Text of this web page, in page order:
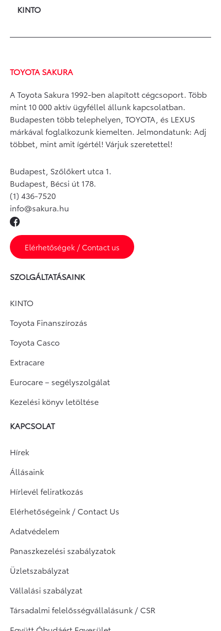
KINTO
TOYOTA SAKURA
A Toyota Sakura 1992-ben alapított cégcsoport. Több
mint 10 000 aktív ügyféllel állunk kapcsolatban.
Budapesten több telephelyen, TOYOTA, és LEXUS
márkával foglalkozunk kiemelten. Jelmondatunk: Adj
többet, mint amit ígértél! Várjuk szeretettel!
Budapest, Szőlőkert utca 1.
Budapest, Bécsi út 178.
(1) 436-7520
info@sakura.hu
Elérhetőségek / Contact us
SZOLGÁLTATÁSAINK
KINTO
Toyota Finanszírozás
Toyota Casco
Extracare
Eurocare – segélyszolgálat
Kezelési könyv letöltése
KAPCSOLAT
Hírek
Állásaink
Hírlevél feliratkozás
Elérhetőségeink / Contact Us
Adatvédelem
Panaszkezelési szabályzatok
Üzletszabályzat
Vállalási szabályzat
Társadalmi felelősségvállalásunk / CSR